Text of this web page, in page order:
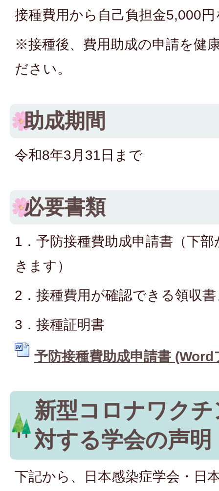
接種費用から自己負担金5,000
※接種後、費用助成の申請を健
ださい。
助成期間
令和8年3月31日まで
必要書類
1．予防接種費助成申請書（下
きます）
2．接種費用が確認できる領収
3．接種証明書
予防接種費助成申請書
新型コロナワク
対する学会の声明
下記から、日本感染症学会・日